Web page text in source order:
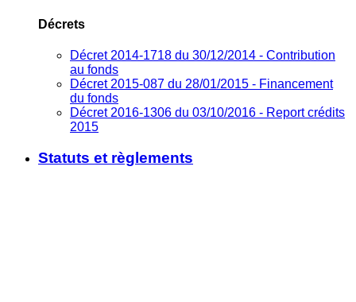
Décrets
Décret 2014-1718 du 30/12/2014 - Contribution
au fonds
Décret 2015-087 du 28/01/2015 - Financement
du fonds
Décret 2016-1306 du 03/10/2016 - Report crédits
2015
Statuts et règlements